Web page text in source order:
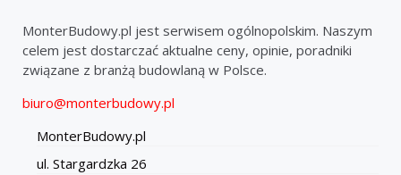
MonterBudowy.pl jest serwisem ogólnopolskim. Naszym
celem jest dostarczać aktualne ceny, opinie, poradniki
związane z branżą budowlaną w Polsce.
biuro@monterbudowy.pl
MonterBudowy.pl
ul. Stargardzka 26